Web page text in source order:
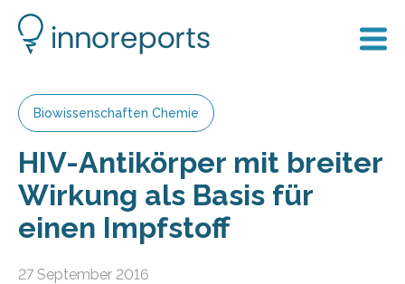
Biowissenschaften Chemie
HIV-Antikörper mit breiter
Wirkung als Basis für
einen Impfstoff
27 September 2016